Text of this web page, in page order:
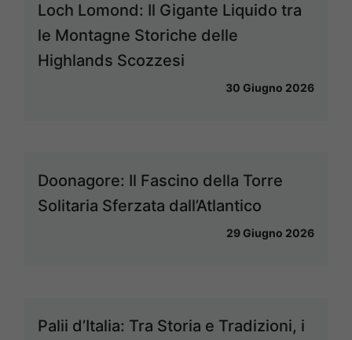
Loch Lomond: Il Gigante Liquido tra
le Montagne Storiche delle
Highlands Scozzesi
30 Giugno 2026
Doonagore: Il Fascino della Torre
Solitaria Sferzata dall’Atlantico
29 Giugno 2026
Palii d’Italia: Tra Storia e Tradizioni, i